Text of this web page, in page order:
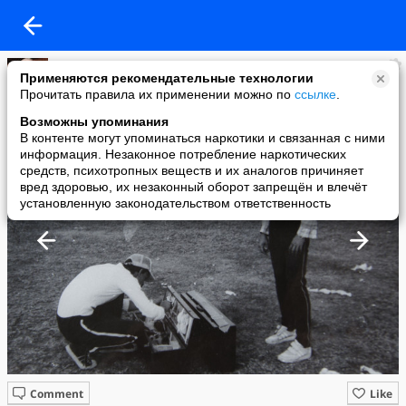
Применяются рекомендательные технологии
Прочитать правила их применении можно по ссылке
Возможны упоминания
В контенте могут упоминаться наркотики и связанная с ними
информация. Незаконное потребление наркотических
средств, психотропных веществ и их аналогов причиняет
вред здоровью, их незаконный оборот запрещён и влечёт
установленную законодательством ответственность
Владимир
added a photo
13 Jul в 13:39
Like
Comment